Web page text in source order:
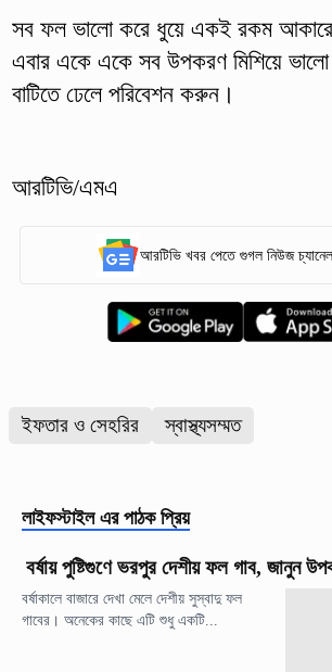
সব ফল ভালো করে ধুয়ে একই রকম আকারে
এবার একে একে সব উপকরণ মিশিয়ে ভালো
বাটিতে ঢেলে পরিবেশন করুন।
আরটিভি/এমএ
আরটিভি খবর পেতে গুগল নিউজ
ইফতার ও সেহরির স্বাস্থ্যসম্মত
লাইফস্টাইল এর পাঠক প্রিয়
বর্ষায় পুষ্টিগুণে ভরপুর দেশীয় ফল গাব, জানুন
বর্ষাকালে বাজারে দেখা মেলে দেশীয় সুস্বাদু ফল
গাবের। অনেকের কাছে এটি শুধু একটি...